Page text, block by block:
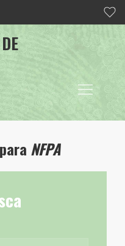
NFPA